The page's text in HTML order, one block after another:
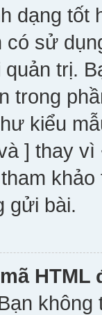
dạng
có sử
trị.
trong
kiểu
] thay
gửi bài.